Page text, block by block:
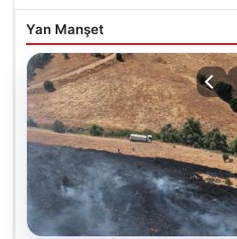
Yan Manşet